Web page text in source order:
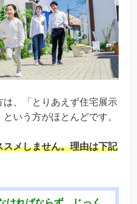
、「とりあえず住宅展示
いう方がほとんどです。
スメしません。理由は下記